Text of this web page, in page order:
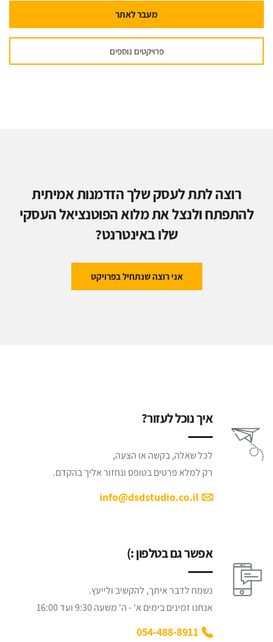
מעבר לאתר
פרויקטים נוספים
רוצה לתת לעסק שלך הזדמנות אמיתית
להתפתח ולנצל את מלוא הפוטנציאל העסקי
שלו באינטרנט?
אני רוצה שנתחיל בפרויקט
איך נוכל לעזור?
לכל שאלה, בקשה או הצעה,
רק למלא פרטים בטופס ונחזור אליך בהקדם.
info@dsdstudio.co.il
אפשר גם בטלפון :)
נשמח לדבר איתך, להקשיב ולייעץ.
אנחנו זמינים בימים א' - ה' משעה 9:30 ועד 16:00
054-488-8911